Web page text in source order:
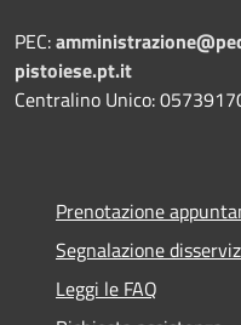
PEC:
pistoiese.pt.it
Centralino Unico:
Prenotazione
Segnalazione
Leggi le FAQ